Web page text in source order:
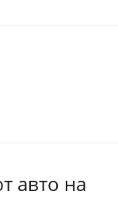
авто на